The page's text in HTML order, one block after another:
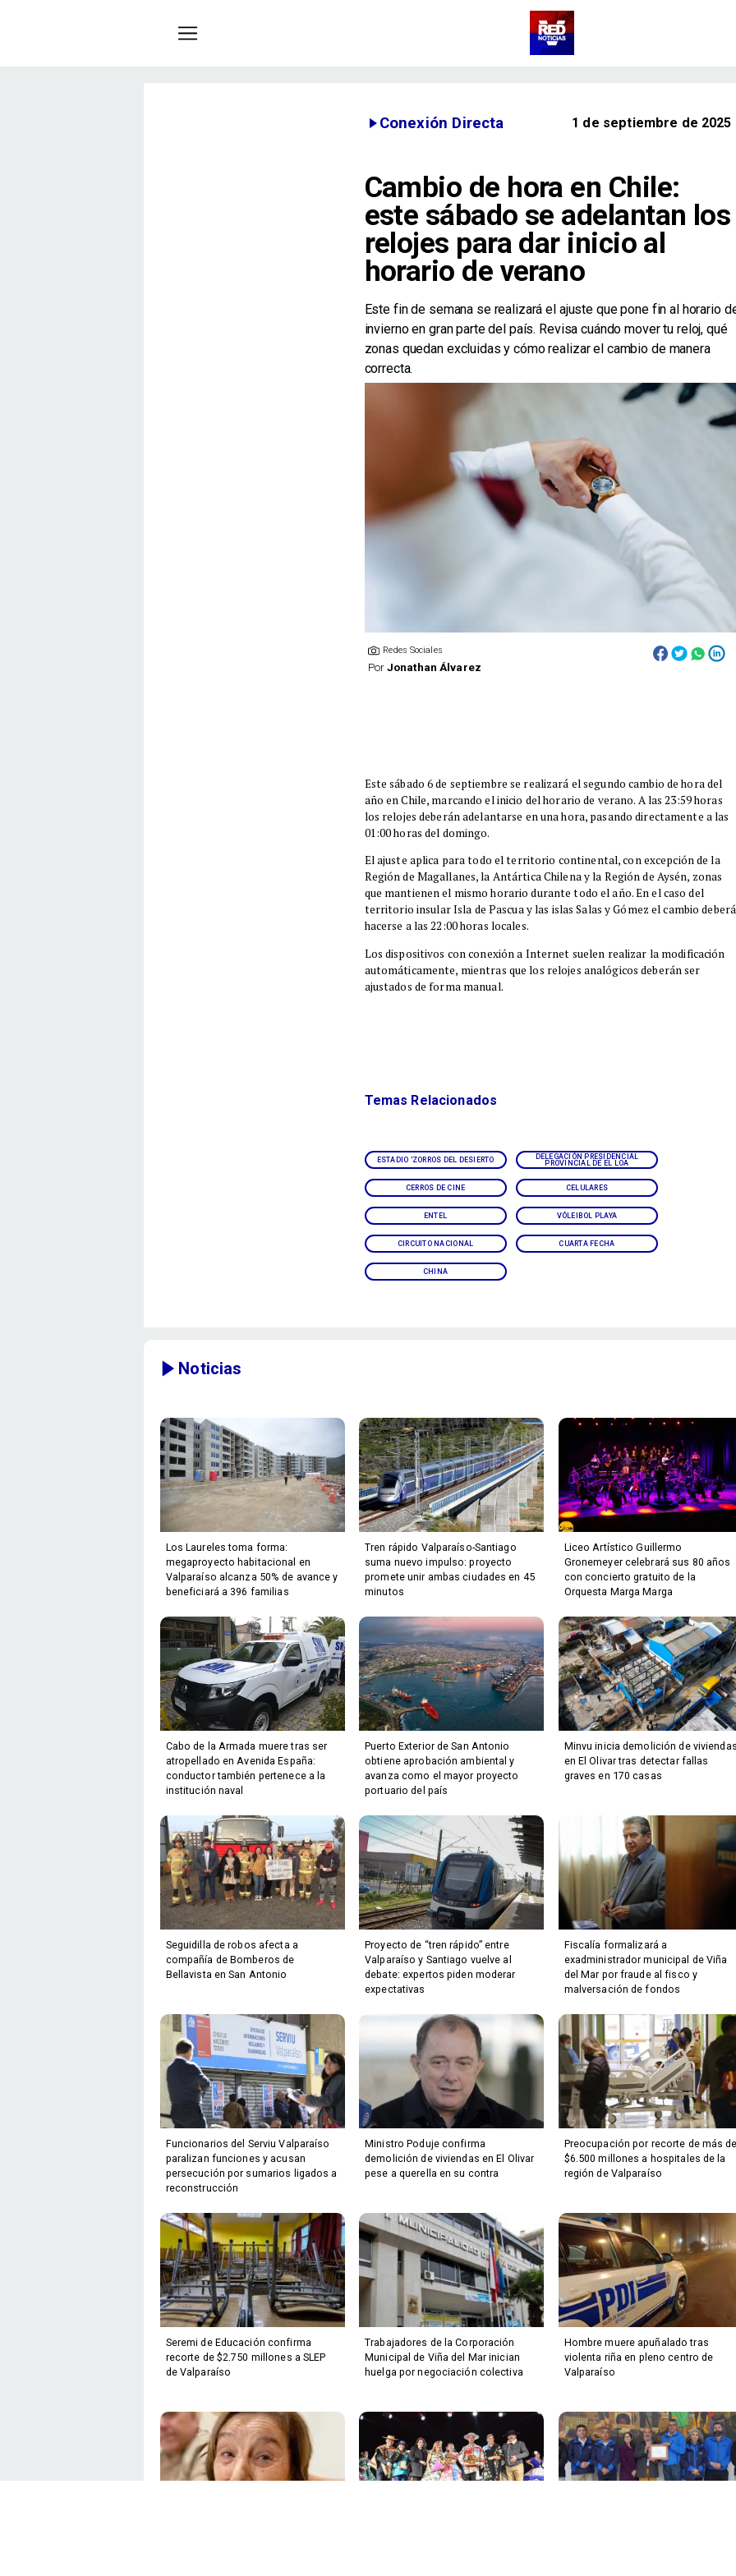
Conexión Directa 1 de septiembre de 2025
Cambio de hora en Chile:
este sábado se adelantan los
relojes para dar inicio al
horario de verano
Este fin de semana se realizará el ajuste que pone fin al horario
invierno en gran parte del país. Revisa cuándo mover tu reloj, qué
zonas quedan excluidas y cómo realizar el cambio de manera
correcta.
Redes Sociales
Por Jonathan Álvarez
​Este sábado 6 de septiembre se realizará el segundo cambio de hora del
año en Chile, marcando el inicio del horario de verano. A las 23:59 horas
los relojes deberán adelantarse en una hora, pasando directamente a las
01:00 horas del domingo.
​El ajuste aplica para todo el territorio continental, con excepción de la
Región de Magallanes, la Antártica Chilena y la Región de Aysén, zonas
que mantienen el mismo horario durante todo el año. En el caso del
territorio insular Isla de Pascua y las islas Salas y Gómez el cambio deberá
hacerse a las 22:00 horas locales.
Los dispositivos con conexión a Internet suelen realizar la modificación
automáticamente, mientras que los relojes analógicos deberán ser
ajustados de forma manual.
ESTADIO 'ZORROS DEL DESIERTO
DELEGACIÓN PRESIDENCIAL
PROVINCIAL DE EL LOA
CERROS DE CINE CELULARES
ENTEL VÓLEIBOL PLAYA
CIRCUITO NACIONAL CUARTA FECHA
CHINA
Temas Relacionados
Noticias
Los Laureles toma forma:
megaproyecto habitacional en
Valparaíso alcanza 50% de avance y
beneficiará a 396 familias
Tren rápido Valparaíso-Santiago
suma nuevo impulso: proyecto
promete unir ambas ciudades en 45
minutos
Liceo Artístico Guillermo
Gronemeyer celebrará sus 80 años
con concierto gratuito de la
Orquesta Marga Marga
Cabo de la Armada muere tras ser
atropellado en Avenida España:
conductor también pertenece a la
institución naval
Puerto Exterior de San Antonio
obtiene aprobación ambiental y
avanza como el mayor proyecto
portuario del país
Minvu inicia demolición de
en El Olivar tras detectar fallas
graves en 170 casas
Seguidilla de robos afecta a
compañía de Bomberos de
Bellavista en San Antonio
Proyecto de “tren rápido” entre
Valparaíso y Santiago vuelve al
debate: expertos piden moderar
expectativas
Fiscalía formalizará a
exadministrador municipal de Viña
del Mar por fraude al fisco y
malversación de fondos
Funcionarios del Serviu Valparaíso
paralizan funciones y acusan
persecución por sumarios ligados a
reconstrucción
Ministro Poduje confirma
demolición de viviendas en El Olivar
pese a querella en su contra
Preocupación por recorte de más
$6.500 millones a hospitales de la
región de Valparaíso
Seremi de Educación confirma
recorte de $2.750 millones a SLEP
de Valparaíso
Trabajadores de la Corporación
Municipal de Viña del Mar inician
huelga por negociación colectiva
Hombre muere apuñalado tras
violenta riña en pleno centro de
Valparaíso